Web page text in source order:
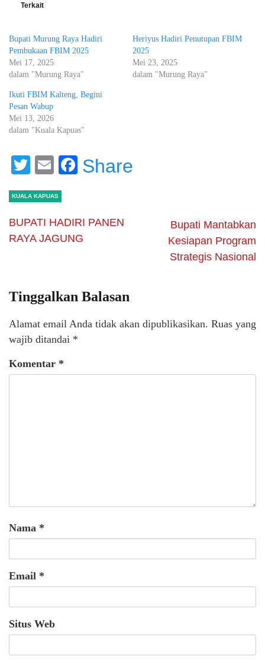
Terkait
Bupati Murung Raya Hadiri
Pembukaan FBIM 2025
Mei 17, 2025
dalam "Murung Raya"
Heriyus Hadiri Penutupan FBIM
2025
Mei 23, 2025
dalam "Murung Raya"
Ikuti FBIM Kalteng, Begini
Pesan Wabup
Mei 13, 2026
dalam "Kuala Kapuas"
Twitter
EmailFacebook
Share
KUALA KAPUAS
BUPATI HADIRI PANEN
RAYA JAGUNG
Bupati Mantabkan
Kesiapan Program
Strategis Nasional
Tinggalkan Balasan
Alamat email Anda tidak akan dipublikasikan. Ruas yang
wajib ditandai *
Komentar *
Nama *
Email *
Situs Web